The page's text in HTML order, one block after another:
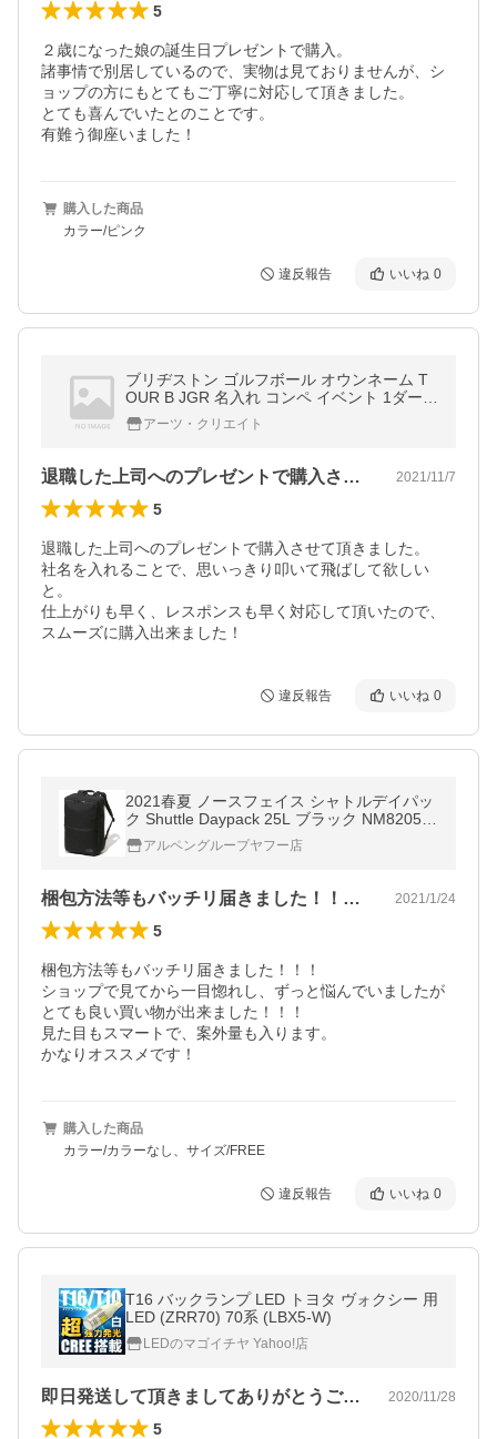
5
２歳になった娘の誕生日プレゼントで購入。
諸事情で別居しているので、実物は見ておりませんが、シ
ョップの方にもとてもご丁寧に対応して頂きました。
とても喜んでいたとのことです。
有難う御座いました！
購入した商品
カラー/ピンク
違反報告 いいね 0
ブリヂストン ゴルフボール オウンネーム T
OUR B JGR 名入れ コンペ イベント 1ダース
プレゼント 大会 オリジナル
アーツ・クリエイト
退職した上司へのプレゼントで購入させて… 2021/11/7
5
退職した上司へのプレゼントで購入させて頂きました。
社名を入れることで、思いっきり叩いて飛ばして欲しい
と。
仕上がりも早く、レスポンスも早く対応して頂いたので、
スムーズに購入出来ました！
違反報告 いいね 0
2021春夏 ノースフェイス シャトルデイパッ
ク Shuttle Daypack 25L ブラック NM82054
K リュック バッグ バックパック THE NORT
H FACE
アルペングループヤフー店
梱包方法等もバッチリ届きました！！！シ… 2021/1/24
5
梱包方法等もバッチリ届きました！！！
ショップで見てから一目惚れし、ずっと悩んでいましたが
とても良い買い物が出来ました！！！
見た目もスマートで、案外量も入ります。
かなりオススメです！
購入した商品
カラー/カラーなし、サイズ/FREE
違反報告 いいね 0
T16 バックランプ LED トヨタ ヴォクシー 用
LED (ZRR70) 70系 (LBX5-W)
LEDのマゴイチヤ Yahoo!店
即日発送して頂きましてありがとうござい… 2020/11/28
5